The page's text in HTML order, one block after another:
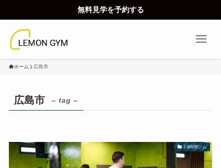
無料見学を予約する
ホーム 広島市
広島市 – tag –
24時間ジム